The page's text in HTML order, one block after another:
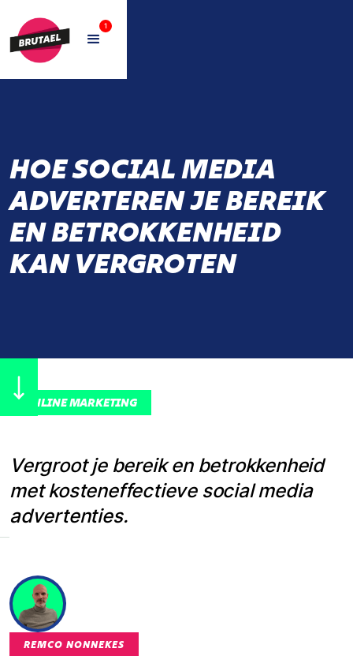
1
HOE SOCIAL MEDIA
ADVERTEREN JE BEREIK
EN BETROKKENHEID
KAN VERGROTEN
ONLINE MARKETING
Vergroot je bereik en betrokkenheid
met kosteneffectieve social media
advertenties.
REMCO NONNEKES